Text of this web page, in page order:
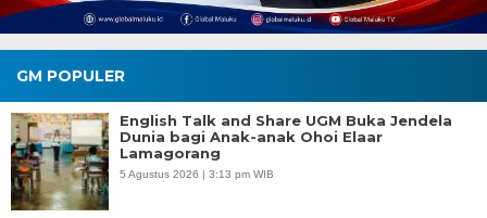
GM POPULER
English Talk and Share UGM Buka Jendela
Dunia bagi Anak-anak Ohoi Elaar
Lamagorang
5 Agustus 2026 | 3:13 pm WIB